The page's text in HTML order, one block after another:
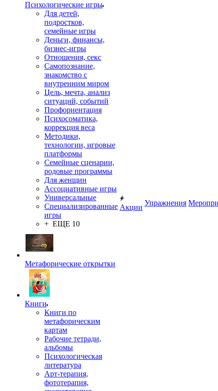
Психологические игры
Для детей,
подростков,
семейные игры
Деньги, финансы,
бизнес-игры
Отношения, секс
Самопознание,
знакомство с
внутренним миром
Цель, мечта, анализ
ситуаций, событий
Профориентация
Психосоматика,
коррекция веса
Методики,
технологии, игровые
платформы
Семейные сценарии,
родовые программы
Для женщин
Ассоциативные игры
Универсальные
Специализированные
игры
+ ЕЩЕ 10
Метафорические открытки
Книги
Книги по
метафорическим
картам
Рабочие тетради,
альбомы
Психологическая
литература
Арт-терапия,
фототерапия,
Акции
Упражнения